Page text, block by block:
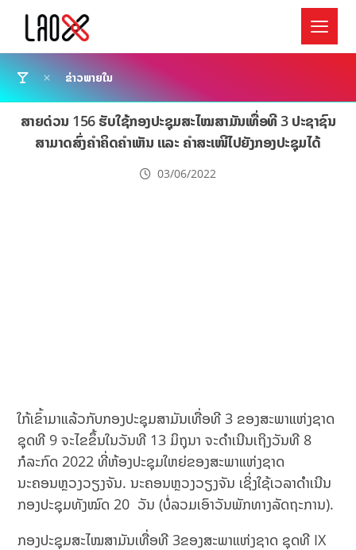
ຂ່າວພາຍໃນ
ສາຍດ່ວນ 156 ຮັບໃຊ້ກອງປະຊຸມສະໄໝສາມັນເທື່ອທີ 3 ປະຊາຊົນ
ສາມາດສົ່ງຄຳຄິດຄຳເຫັນ ແລະ ຄຳສະເໜີໄປຍັງກອງປະຊຸມໄດ້
03/06/2022
ໃກ້ເຂົ້າມາແລ້ວກັບກອງປະຊຸມສາມັນເທື່ອທີ 3 ຂອງສະພາແຫ່ງຊາດ
ຊຸດທີ 9 ຈະໄຂຂຶ້ນໃນວັນທີ 13 ມິຖຸນາ ຈະດຳເນີນເຖິງວັນທີ 8
ກໍລະກົດ 2022 ທີ່ຫ້ອງປະຊຸມໃຫຍ່ຂອງສະພາແຫ່ງຊາດ
ນະຄອນຫຼວງວຽງຈັນ. ນະຄອນຫຼວງວຽງຈັນ ເຊິ່ງໃຊ້ເວລາດໍາເນີນ
ກອງປະຊຸມທັງໝົດ 20 ວັນ (ບໍ່ລວມເອົາວັນພັກທາງລັດຖະການ).
ກອງປະຊຸມສະໄໝສາມັນເທື່ອທີ 3ຂອງສະພາແຫ່ງຊາດ ຊຸດທີ IX